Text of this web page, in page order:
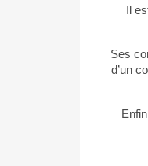
Il
Ses
d’un